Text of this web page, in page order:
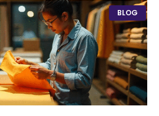
Combed Market: Analisis
cotton combed mengalami […]
BLOG